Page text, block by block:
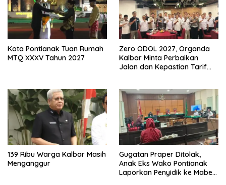
Kota Pontianak Tuan Rumah
MTQ XXXV Tahun 2027
Zero ODOL 2027, Organda
Kalbar Minta Perbaikan
Jalan dan Kepastian Tarif
139 Ribu Warga Kalbar Masih
Menganggur
Gugatan Praper Ditolak,
Anak Eks Wako Pontianak
Laporkan Penyidik ke Mabes